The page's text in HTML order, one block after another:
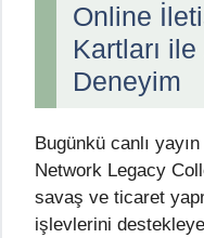
Online
Kartları
Deneyim
Bugünkü canlı
Network Legacy
savaş ve ticaret
işlevlerini